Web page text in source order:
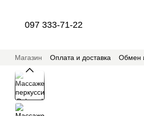
097 333-71-22
Магазин Оплата и доставка Обмен
Сотрудничество з магазином